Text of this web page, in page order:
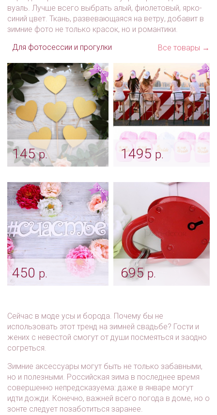
вуаль. Лучше всего выбрать алый, фиолетовый, ярко-
синий цвет. Ткань, развевающаяся на ветру, добавит в
зимние фото не только красок, но и романтики.
Все товары →
Для фотосессии и прогулки
145р.
фото
Арт: shtu_0214
1495 р.
бейсболка "Team bride"
для девичника
Арт: mel_0206
450 р. 695р.
Сейчас в моде усы и борода. Почему бы не
использовать этот тренд на зимней свадьбе? Гости и
жених с невестой смогут от души посмеяться и заодно
согреться.
Зимние аксессуары могут быть не только забавными,
но и полезными. Российская зима в последнее время
совершенно непредсказуема: даже в январе могут
идти дожди. Конечно, важней всего погода в доме, но о
зонте следует позаботиться заранее.